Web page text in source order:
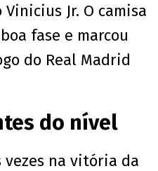
Jr. O camisa
fase e marcou
do Real Madrid
do nível
vezes na vitória da